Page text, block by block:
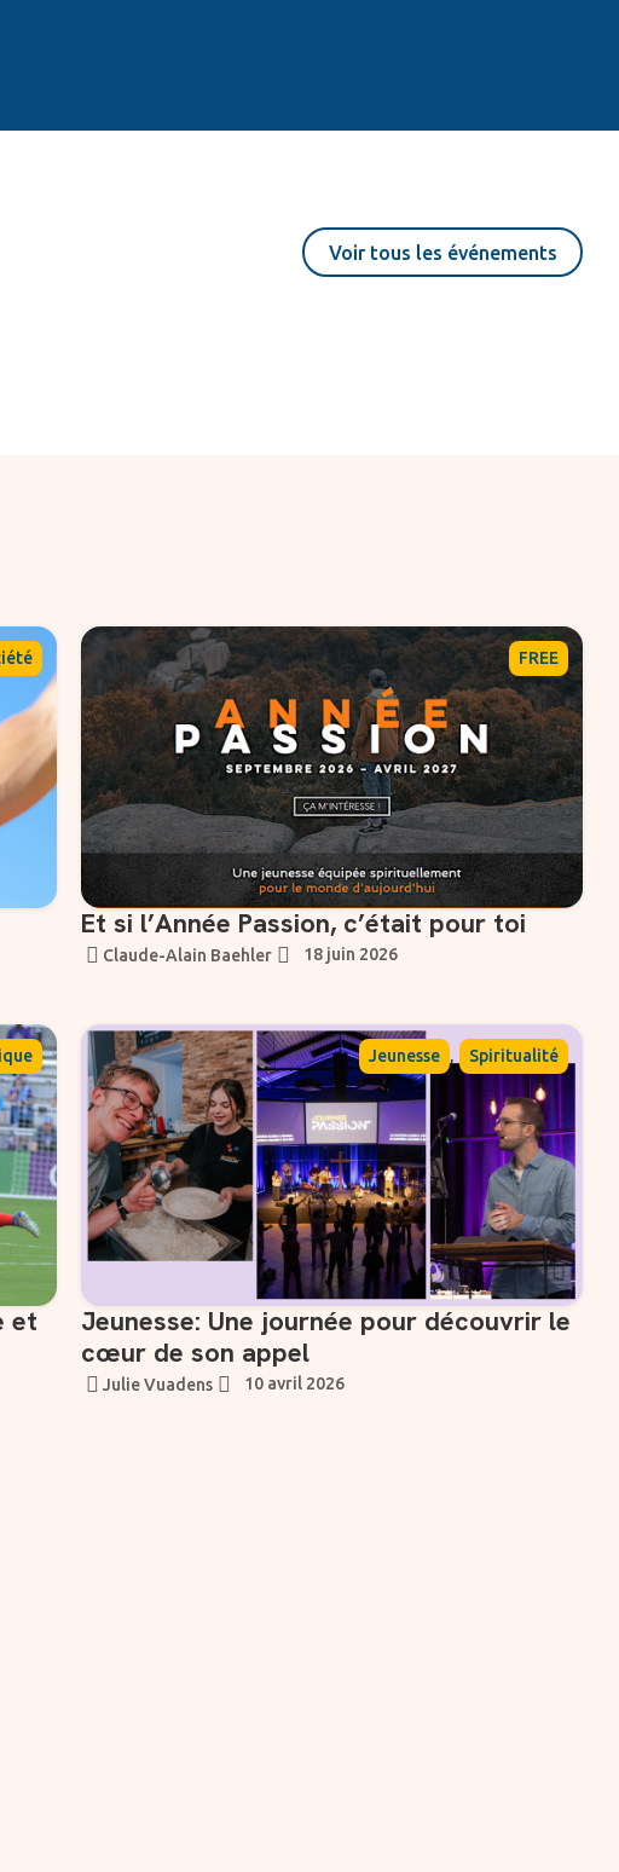
Voir tous les événements
FREE
Et si l’Année Passion, c’était pour toi
Claude-Alain Baehler 18 juin 2026
et
Jeunesse , Spiritualité
Jeunesse: Une journée pour découvrir le
cœur de son appel
Julie Vuadens 10 avril 2026